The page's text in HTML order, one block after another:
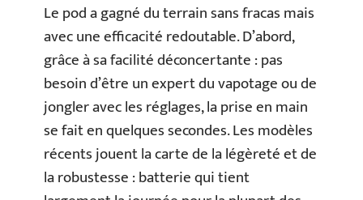
Le pod a gagné du terrain sans fracas mais
avec une efficacité redoutable. D’abord,
grâce à sa facilité déconcertante : pas
besoin d’être un expert du vapotage ou de
jongler avec les réglages, la prise en main
se fait en quelques secondes. Les modèles
récents jouent la carte de la légèreté et de
la robustesse : batterie qui tient